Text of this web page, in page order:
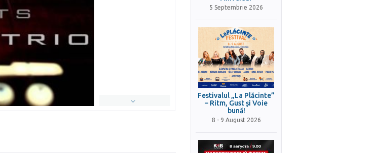
5 Septembrie 2026
Festivalul „La Plăcinte”
– Ritm, Gust și Voie
bună!
8 - 9 August 2026